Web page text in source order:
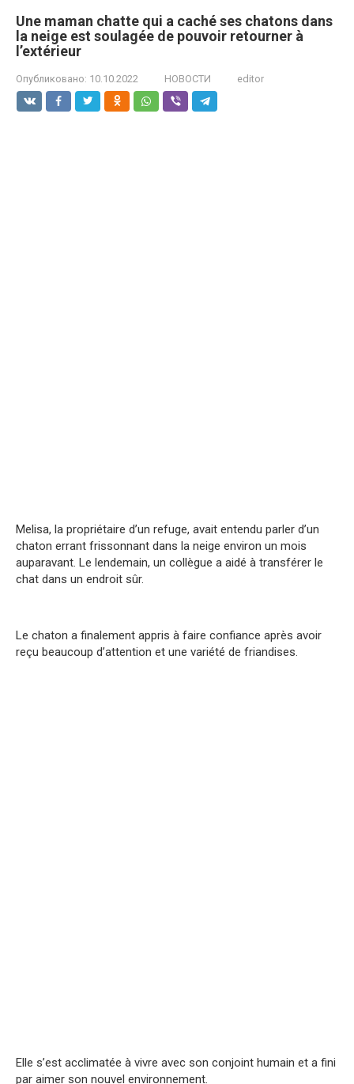
Une maman chatte qui a caché ses chatons dans
la neige est soulagée de pouvoir retourner à
l’extérieur
Опубликовано: 10.10.2022 НОВОСТИ editor
Melisa, la propriétaire d’un refuge, avait entendu parler d’un
chaton errant frissonnant dans la neige environ un mois
auparavant. Le lendemain, un collègue a aidé à transférer le
chat dans un endroit sûr.
Le chaton a finalement appris à faire confiance après avoir
reçu beaucoup d’attention et une variété de friandises.
Elle s’est acclimatée à vivre avec son conjoint humain et a fini
par aimer son nouvel environnement.